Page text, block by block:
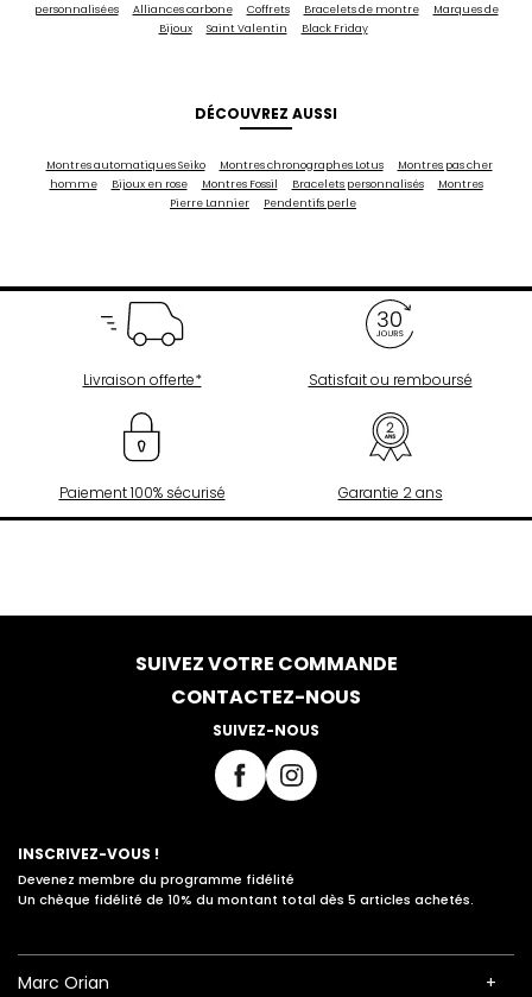
personnalisées
Alliances carbone Coffrets Bracelets de montre
Marques de
Bijoux
Saint Valentin Black Friday
DÉCOUVREZ AUSSI
Montres automatiques Seiko Montres chronographes Lotus
Montres pas cher
homme
Bijoux en rose Montres Fossil Bracelets personnalisés
Montres
Pierre Lannier
Pendentifs perle
Livraison offerte* Satisfait ou remboursé
Paiement 100% sécurisé Garantie 2 ans
SUIVEZ VOTRE COMMANDE
CONTACTEZ-NOUS
SUIVEZ-NOUS
INSCRIVEZ-VOUS !
Devenez membre du programme fidélité
Un chèque fidélité de 10% du montant total dès 5 articles achetés.
Marc Orian